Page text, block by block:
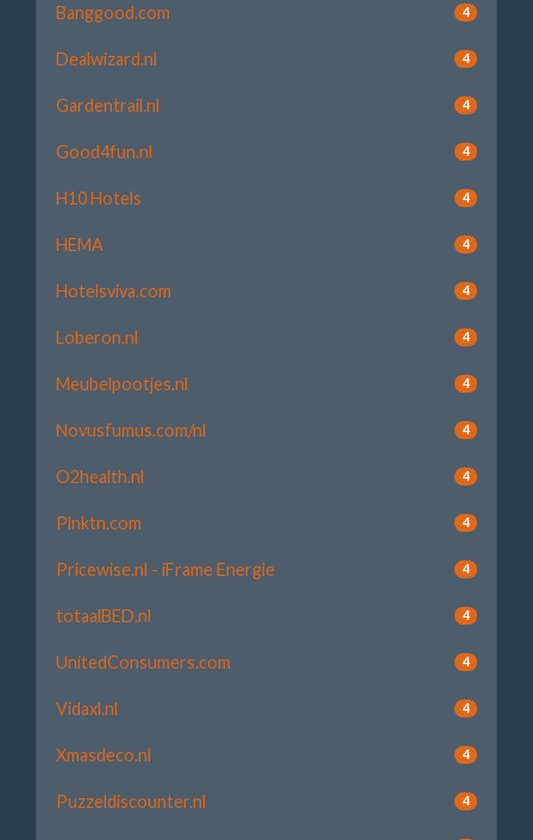
Banggood.com 4
Dealwizard.nl 4
Gardentrail.nl 4
Good4fun.nl 4
H10 Hotels 4
HEMA 4
Hotelsviva.com 4
Loberon.nl 4
Meubelpootjes.nl 4
Novusfumus.com/nl 4
O2health.nl 4
Plnktn.com 4
Pricewise.nl - iFrame Energie 4
totaalBED.nl 4
UnitedConsumers.com 4
Vidaxl.nl 4
Xmasdeco.nl 4
Puzzeldiscounter.nl 4